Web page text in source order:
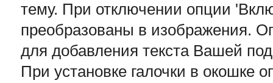
тему. При отключении опции
преобразованы в изображения.
для добавления текста Вашей
При установке галочки в окошке